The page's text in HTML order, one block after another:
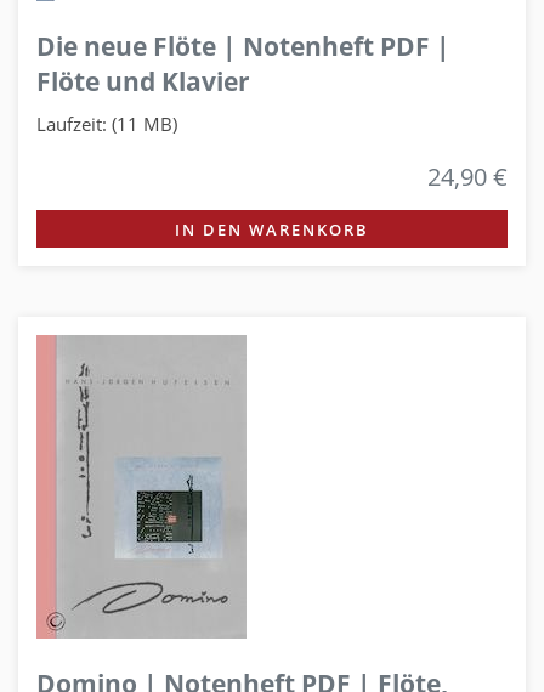
Die neue Flöte | Notenheft PDF |
Flöte und Klavier
Laufzeit: (11 MB)
24,90 €
IN DEN WARENKORB
Domino | Notenheft PDF | Flöte,